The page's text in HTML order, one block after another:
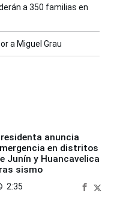
a 350 familias en
a Miguel Grau
anuncia
en distritos
Junín y Huancavelica
sismo
2:35